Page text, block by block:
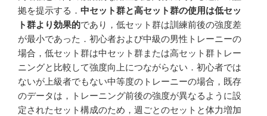
拠を提示する． 中セット群と高セット群の使用は低セッ
ト群より効果的であり，低セット群は訓練前後の強度差
が最小であった．初心者および中級の男性トレーニーの
場合，低セット群は中セット群または高セット群トレー
ニングと比較して強度向上につながらない．初心者では
ないが上級者でもない中等度のトレーニーの場合，既存
のデータは，トレーニング前後の強度が異なるように設
定されたセット構成のため，週ごとのセットと体力増加